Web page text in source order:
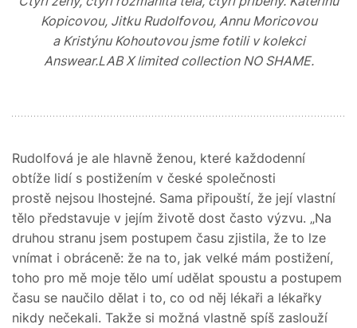
Kopicovou, Jitku Rudolfovou, Annu Moricovou
a Kristýnu Kohoutovou jsme fotili v kolekci
Answear.LAB X limited collection NO SHAME.
Rudolfová je ale hlavně ženou, které každodenní
obtíže lidí s postižením v české společnosti
prostě nejsou lhostejné. Sama připouští, že její vlastní
tělo představuje v jejím životě dost často výzvu. „Na
druhou stranu jsem postupem času zjistila, že to lze
vnímat i obráceně: že na to, jak velké mám postižení,
toho pro mě moje tělo umí udělat spoustu a postupem
času se naučilo dělat i to, co od něj lékaři a lékařky
nikdy nečekali. Takže si možná vlastně spíš zaslouží